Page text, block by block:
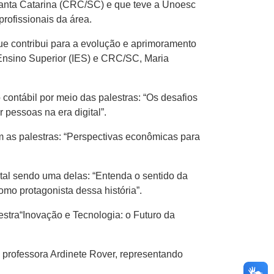
Catarina (CRC/SC) e que teve a Unoesc
da área.
contribui para a evolução e aprimoramento
Superior (IES) e CRC/SC, Maria
por meio das palestras: “Os desafios
pessoas na era digital”.
palestras: “Perspectivas econômicas para
sendo uma delas: “Entenda o sentido da
protagonista dessa história”.
e Tecnologia: o Futuro da
Ardinete Rover, representando